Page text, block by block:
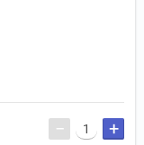
− +